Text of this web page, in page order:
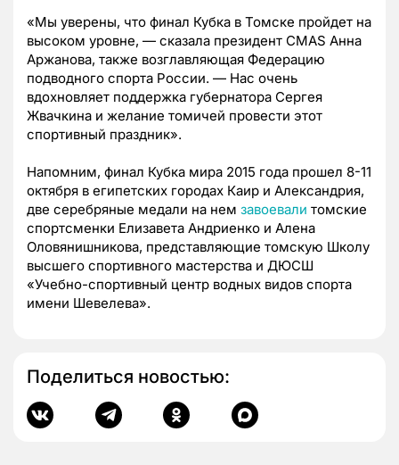
«Мы уверены, что финал Кубка в Томске пройдет на
высоком уровне, — сказала президент CMAS Анна
Аржанова, также возглавляющая Федерацию
подводного спорта России. — Нас очень
вдохновляет поддержка губернатора Сергея
Жвачкина и желание томичей провести этот
спортивный праздник».
Напомним, финал Кубка мира 2015 года прошел 8-11
октября в египетских городах Каир и Александрия,
две серебряные медали на нем завоевали томские
спортсменки Елизавета Андриенко и Алена
Оловянишникова, представляющие томскую Школу
высшего спортивного мастерства и ДЮСШ
«Учебно-спортивный центр водных видов спорта
имени Шевелева».
Поделиться новостью: